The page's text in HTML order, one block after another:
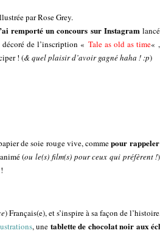
par Rose Grey.
remporté un concours sur Instagram
de l’inscription « Tale as old as time«
! (& quel plaisir d’avoir gagné haha ! :p)
de soie rouge vive, commepour
(ou le(s) film(s) pour ceux qui préfèrent !
) Français(e), et s’inspire à sa façon de
, une tablette de chocolat noir aux